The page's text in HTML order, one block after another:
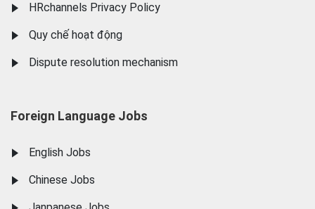
HRchannels Privacy Policy
Quy chế hoạt động
Dispute resolution mechanism
Foreign Language Jobs
English Jobs
Chinese Jobs